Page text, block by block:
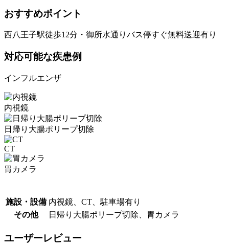
おすすめポイント
西八王子駅徒歩12分・御所水通りバス停すぐ無料送迎有り
対応可能な疾患例
インフルエンザ
内視鏡
日帰り大腸ポリープ切除
CT
胃カメラ
施設・設備 内視鏡、CT、駐車場有り
その他
日帰り大腸ポリープ切除、胃カメラ
ユーザーレビュー